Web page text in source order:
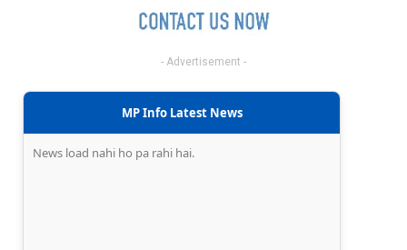
- Advertisement -
MP Info Latest News
News load nahi ho pa rahi hai.